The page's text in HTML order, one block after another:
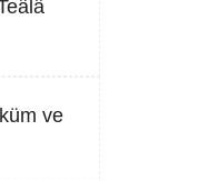
ve